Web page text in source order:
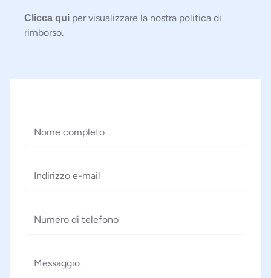
Clicca qui per visualizzare la nostra politica di
rimborso.